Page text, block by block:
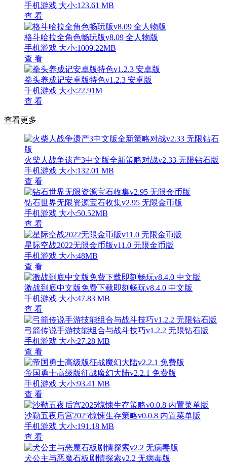
手机游戏 大小:123.61 MB
查 看
格斗哈拉全角色畅玩版v8.09 全人物版
手机游戏 大小:1009.22MB
查 看
拳头养成记安卓版特色v1.2.3 安卓版
手机游戏 大小:22.91M
查 看
查看更多
火柴人战争遗产3中文版全新策略对战v2.33 无限钻石版
手机游戏 大小:132.01 MB
查 看
钻石世界无限资源宝石收集v2.95 无限金币版
手机游戏 大小:50.52MB
查 看
星际空战2022无限金币版v11.0 无限金币版
手机游戏 大小:48MB
查 看
激战到底中文版免费下载即刻畅玩v8.4.0 中文版
手机游戏 大小:47.83 MB
查 看
弓箭传说手游技能组合与战斗技巧v1.2.2 无限钻石版
手机游戏 大小:27.28 MB
查 看
帝国勇士高级版征战魔幻大陆v2.2.1 免费版
手机游戏 大小:93.41 MB
查 看
沙勒五夜后宫2025惊悚生存策略v0.0.8 内置菜单版
手机游戏 大小:191.18 MB
查 看
犬公主与恶魔石板剧情探索v2.2 无病毒版